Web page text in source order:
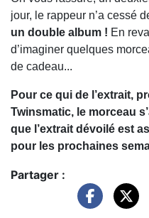
jour, le rappeur n’a cessé
un double album ! En
d’imaginer quelques
de cadeau...
Pour ce qui de l’extrait,
Twinsmatic, le morceau
que l’extrait dévoilé est
pour les prochaines
Partager :